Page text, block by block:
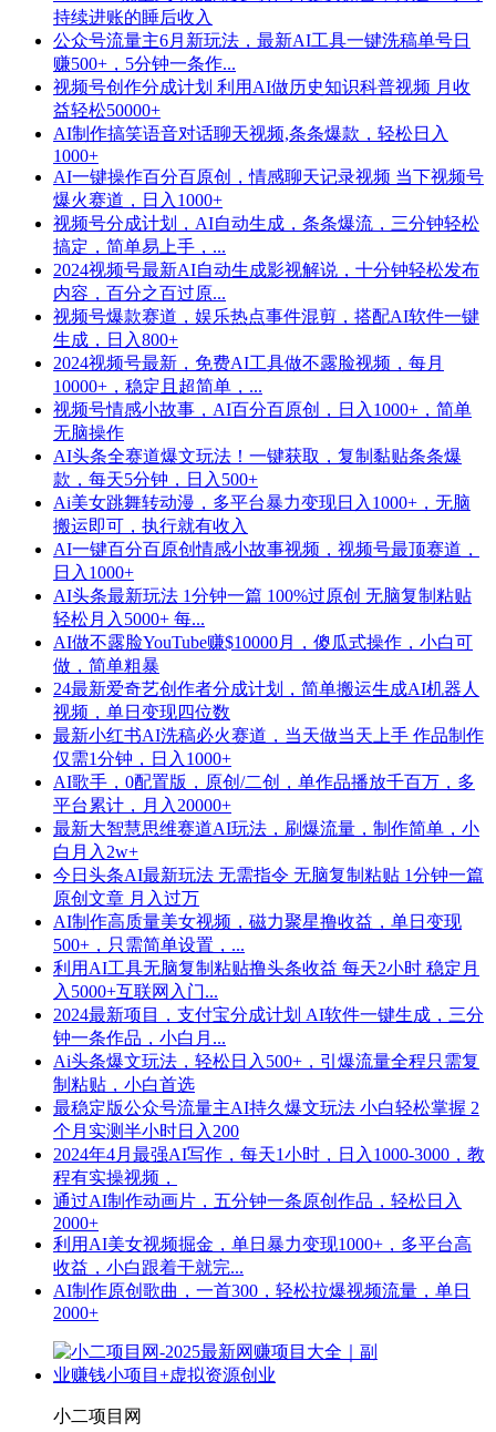
持续进账的睡后收入
公众号流量主6月新玩法，最新AI工具一键洗稿单号日
赚500+，5分钟一条作...
视频号创作分成计划 利用AI做历史知识科普视频 月收
益轻松50000+
AI制作搞笑语音对话聊天视频,条条爆款，轻松日入
1000+
AI一键操作百分百原创，情感聊天记录视频 当下视频号
爆火赛道，日入1000+
视频号分成计划，AI自动生成，条条爆流，三分钟轻松
搞定，简单易上手，...
2024视频号最新AI自动生成影视解说，十分钟轻松发布
内容，百分之百过原...
视频号爆款赛道，娱乐热点事件混剪，搭配AI软件一键
生成，日入800+
2024视频号最新，免费AI工具做不露脸视频，每月
10000+，稳定且超简单，...
视频号情感小故事，AI百分百原创，日入1000+，简单
无脑操作
AI头条全赛道爆文玩法！一键获取，复制黏贴条条爆
款，每天5分钟，日入500+
Ai美女跳舞转动漫，多平台暴力变现日入1000+，无脑
搬运即可，执行就有收入
AI一键百分百原创情感小故事视频，视频号最顶赛道，
日入1000+
AI头条最新玩法 1分钟一篇 100%过原创 无脑复制粘贴
轻松月入5000+ 每...
AI做不露脸YouTube赚$10000月，傻瓜式操作，小白可
做，简单粗暴
24最新爱奇艺创作者分成计划，简单搬运生成AI机器人
视频，单日变现四位数
最新小红书AI洗稿必火赛道，当天做当天上手 作品制作
仅需1分钟，日入1000+
AI歌手，0配置版，原创/二创，单作品播放千百万，多
平台累计，月入20000+
最新大智慧思维赛道AI玩法，刷爆流量，制作简单，小
白月入2w+
今日头条AI最新玩法 无需指令 无脑复制粘贴 1分钟一篇
原创文章 月入过万
AI制作高质量美女视频，磁力聚星撸收益，单日变现
500+，只需简单设置，...
利用AI工具无脑复制粘贴撸头条收益 每天2小时 稳定月
入5000+互联网入门...
2024最新项目，支付宝分成计划 AI软件一键生成，三分
钟一条作品，小白月...
Ai头条爆文玩法，轻松日入500+，引爆流量全程只需复
制粘贴，小白首选
最稳定版公众号流量主AI持久爆文玩法 小白轻松掌握 2
个月实测半小时日入200
2024年4月最强AI写作，每天1小时，日入1000-3000，教
程有实操视频，
通过AI制作动画片，五分钟一条原创作品，轻松日入
2000+
利用AI美女视频掘金，单日暴力变现1000+，多平台高
收益，小白跟着干就完...
AI制作原创歌曲，一首300，轻松拉爆视频流量，单日
2000+
小二项目网